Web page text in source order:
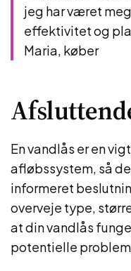
jeg har været
effektivitet og
Maria, køber
En vandlås er en
afløbssystem, så
informeret
overveje type,
at din vandlås
potentielle